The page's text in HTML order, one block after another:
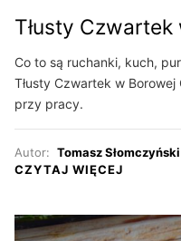
Tłusty
Co to są ruchanki, kuch,
Tłusty Czwartek w
przy pracy.
Autor: Tomasz Słomczyński
CZYTAJ WIĘCEJ